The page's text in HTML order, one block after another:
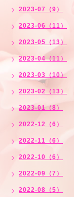
2023-07（9）
2023-06（11）
2023-05（13）
2023-04（11）
2023-03（10）
2023-02（13）
2023-01（8）
2022-12（6）
2022-11（6）
2022-10（6）
2022-09（7）
2022-08（5）